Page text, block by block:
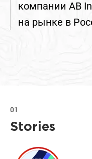
компании AB
на рынке в
01
Stories